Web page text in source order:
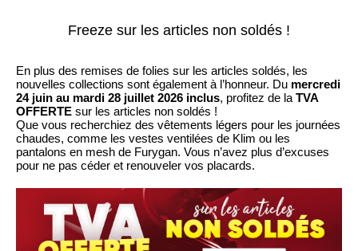
Freeze sur les articles non soldés !
En plus des remises de folies sur les articles soldés, les
nouvelles collections sont également à l’honneur. Du mercredi
24 juin au mardi 28 juillet 2026 inclus, profitez de la TVA
OFFERTE sur les articles non soldés !
Que vous recherchiez des vêtements légers pour les journées
chaudes, comme les vestes ventilées de Klim ou les
pantalons en mesh de Furygan. Vous n’avez plus d’excuses
pour ne pas céder et renouveler vos placards.